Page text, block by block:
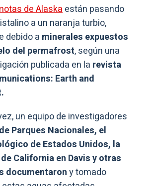
de Alaskaestán pasando
a un naranja turbio,
debido a minerales expuestos
del permafrost, según una
publicada en la revista
Earth and
un equipo de investigadores
Parques Nacionales, el
de Estados Unidos, la
California en Davis y otras
documentarony tomado